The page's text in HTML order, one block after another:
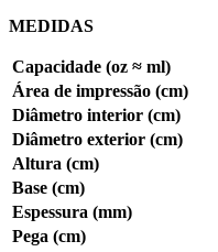
MEDIDAS
Capacidade (oz ≈ ml)
Área de impressão (cm)
Diâmetro interior (cm)
Diâmetro exterior (cm)
Altura (cm)
Base (cm)
Espessura (mm)
Pega (cm)